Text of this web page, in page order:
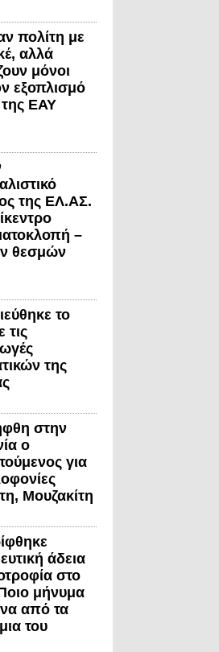
πολίτη με
αλλά
μόνοι
εξοπλισμό
της ΕΑΥ
της ΕΛ.ΑΣ.
–
θεσμών
το
της
στην
ο
για
Μουζακίτη
άδεια
στο
μήνυμα
από τα
του